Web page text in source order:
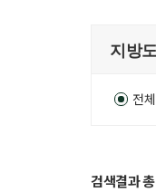
전체
검색결과 총